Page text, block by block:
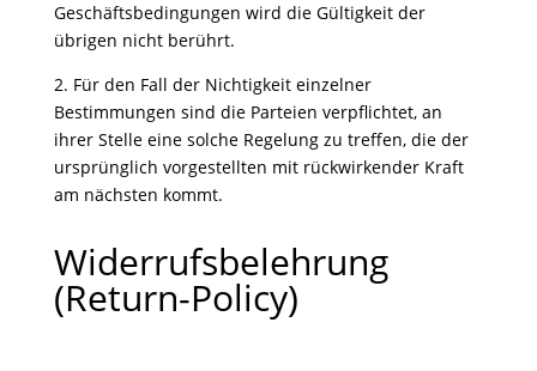
Geschäftsbedingungen wird die Gültigkeit der
übrigen nicht berührt.
2.⁠ ⁠Für den Fall der Nichtigkeit einzelner
Bestimmungen sind die Parteien verpflichtet, an
ihrer Stelle eine solche Regelung zu treffen, die der
ursprünglich vorgestellten mit rückwirkender Kraft
am nächsten kommt.
Widerrufsbelehrung
(Return-Policy)